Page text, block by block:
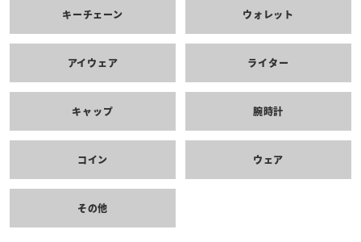
キーチェーン ウォレット
アイウェア ライター
キャップ 腕時計
コイン ウェア
その他